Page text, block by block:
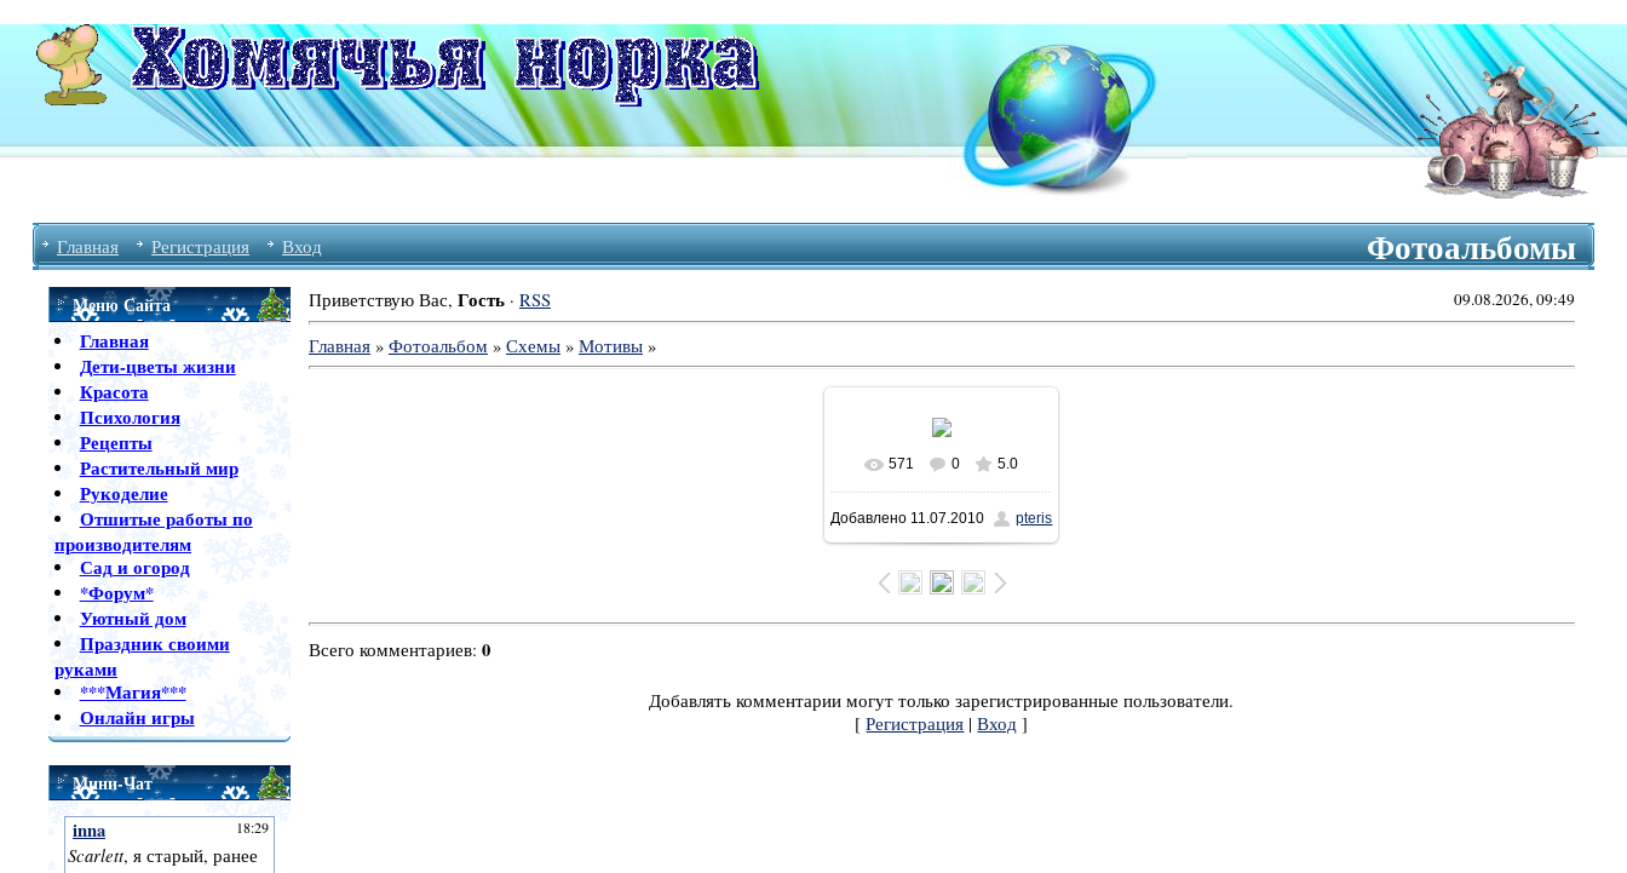
Главная Регистрация Вход Фотоальбомы
Меню Сайта
Главная
Дети-цветы жизни
Красота
Психология
Рецепты
Растительный мир
Рукоделие
Отшитые работы по
производителям
Сад и огород
*Форум*
Уютный дом
Праздник своими
руками
***Магия***
Онлайн игры
Мини-Чат
Приветствую Вас, Гость· RSS 09.08.2026, 09:49
Главная» Фотоальбом » Схемы» Мотивы»
571 0 5.0
Добавлено 11.07.2010 pteris
Всего комментариев: 0
Добавлять комментарии могут только зарегистрированные пользователи.
[Регистрация |Вход ]